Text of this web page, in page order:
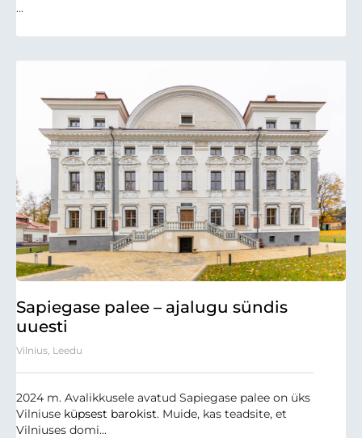
...
Sapiegase palee – ajalugu sündis
uuesti
Vilnius, Leedu
2024 m. Avalikkusele avatud Sapiegase palee on üks
Vilniuse küpsest barokist. Muide, kas teadsite, et
Vilniuses domi...